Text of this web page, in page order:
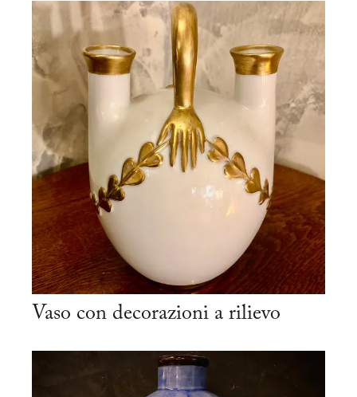
Vaso con decorazioni a rilievo